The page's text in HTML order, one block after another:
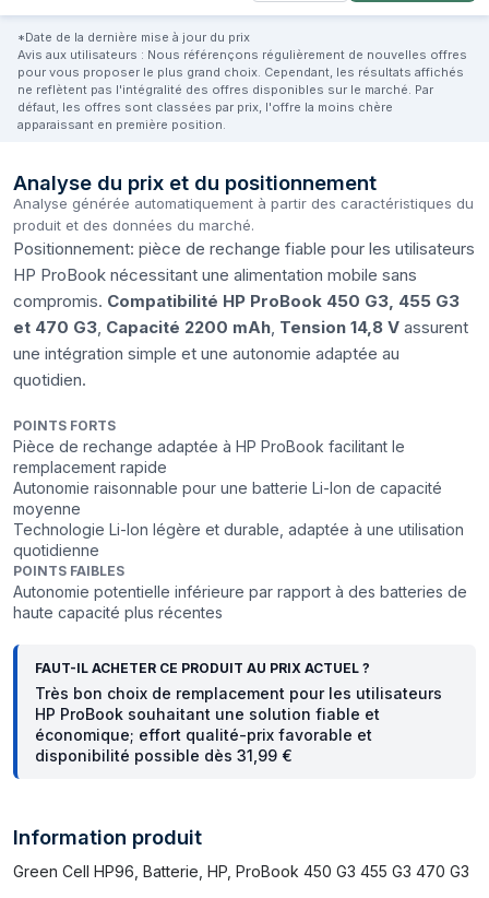
*Date de la dernière mise à jour du prix
Avis aux utilisateurs : Nous référençons régulièrement de nouvelles offres
pour vous proposer le plus grand choix. Cependant, les résultats affichés
ne reflètent pas l'intégralité des offres disponibles sur le marché. Par
défaut, les offres sont classées par prix, l'offre la moins chère
apparaissant en première position.
Analyse du prix et du positionnement
Analyse générée automatiquement à partir des caractéristiques du
produit et des données du marché.
Positionnement: pièce de rechange fiable pour les utilisateurs
HP ProBook nécessitant une alimentation mobile sans
compromis. Compatibilité HP ProBook 450 G3, 455 G3
et 470 G3, Capacité 2200 mAh, Tension 14,8 V assurent
une intégration simple et une autonomie adaptée au
quotidien.
POINTS FORTS
Pièce de rechange adaptée à HP ProBook facilitant le
remplacement rapide
Autonomie raisonnable pour une batterie Li-Ion de capacité
moyenne
Technologie Li-Ion légère et durable, adaptée à une utilisation
quotidienne
POINTS FAIBLES
Autonomie potentielle inférieure par rapport à des batteries de
haute capacité plus récentes
FAUT-IL ACHETER CE PRODUIT AU PRIX ACTUEL ?
Très bon choix de remplacement pour les utilisateurs
HP ProBook souhaitant une solution fiable et
économique; effort qualité-prix favorable et
disponibilité possible dès 31,99 €
Information produit
Green Cell HP96, Batterie, HP, ProBook 450 G3 455 G3 470 G3